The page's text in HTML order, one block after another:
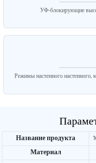
УФ-блокирующие
Режимы настенного
Название продукта
Материал